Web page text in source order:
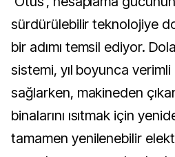
sürdürülebilir teknolojiye
bir adımı temsil ediyor.
sistemi, yıl boyunca verimli
sağlarken, makineden
binalarını ısıtmak için
tamamen yenilenebilir